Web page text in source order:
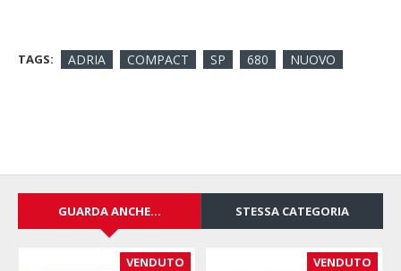
TAGS: ADRIA COMPACT SP 680 NUOVO
GUARDA ANCHE... STESSA CATEGORIA
VENDUTO VENDUTO